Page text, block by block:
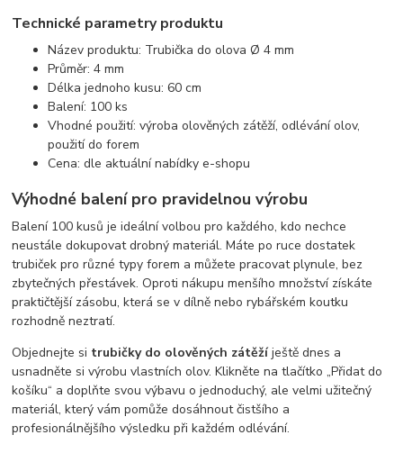
Technické parametry produktu
Název produktu: Trubička do olova Ø 4 mm
Průměr: 4 mm
Délka jednoho kusu: 60 cm
Balení: 100 ks
Vhodné použití: výroba olověných zátěží, odlévání olov,
použití do forem
Cena: dle aktuální nabídky e-shopu
Výhodné balení pro pravidelnou výrobu
Balení 100 kusů je ideální volbou pro každého, kdo nechce
neustále dokupovat drobný materiál. Máte po ruce dostatek
trubiček pro různé typy forem a můžete pracovat plynule, bez
zbytečných přestávek. Oproti nákupu menšího množství získáte
praktičtější zásobu, která se v dílně nebo rybářském koutku
rozhodně neztratí.
Objednejte si trubičky do olověných zátěžíještě dnes a
usnadněte si výrobu vlastních olov. Klikněte na tlačítko „Přidat do
košíku“ a doplňte svou výbavu o jednoduchý, ale velmi užitečný
materiál, který vám pomůže dosáhnout čistšího a
profesionálnějšího výsledku při každém odlévání.